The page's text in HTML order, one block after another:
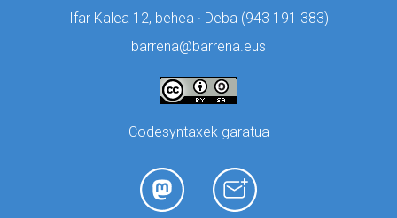
Ifar Kalea 12, behea · Deba (943 191 383)
barrena@barrena.eus
Codesyntaxek garatua